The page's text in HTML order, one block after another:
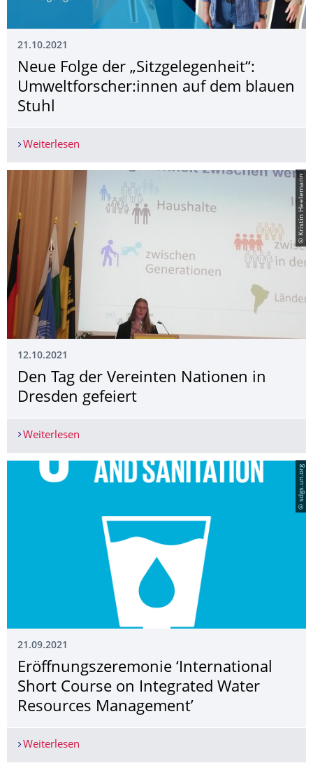
21.10.2021
Neue Folge der „Sitzgelegenheit“:
Umweltforscher:innen auf dem blauen
Stuhl
Weiterlesen
© Kristin Heelemann
12.10.2021
Den Tag der Vereinten Nationen in
Dresden gefeiert
Weiterlesen
© sdgs.un.org
21.09.2021
Eröffnungszeremo­nie ‘International
Short Course on Integrated Water
Resources Management’
Weiterlesen